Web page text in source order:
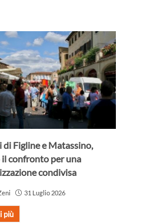
di Figline e Matassino,
confronto per una
condivisa
31 Luglio 2026
più